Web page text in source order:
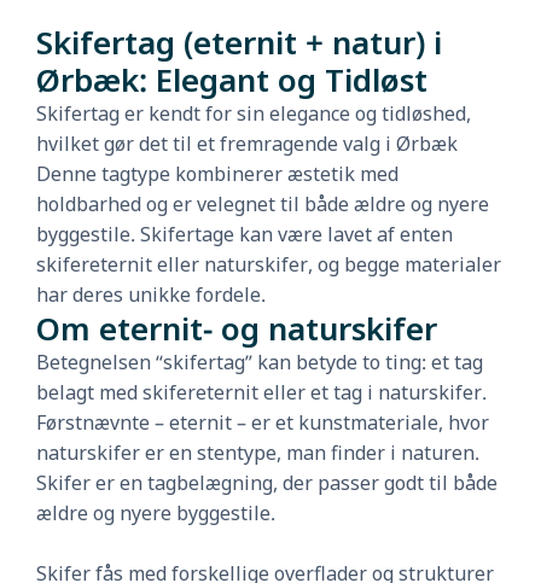
Skifertag (eternit + natur) i
Ørbæk: Elegant og Tidløst
Skifertag er kendt for sin elegance og tidløshed,
hvilket gør det til et fremragende valg i Ørbæk
Denne tagtype kombinerer æstetik med
holdbarhed og er velegnet til både ældre og nyere
byggestile. Skifertage kan være lavet af enten
skifereternit eller naturskifer, og begge materialer
har deres unikke fordele.
Om eternit- og naturskifer
Betegnelsen “skifertag” kan betyde to ting: et tag
belagt med skifereternit eller et tag i naturskifer.
Førstnævnte – eternit – er et kunstmateriale, hvor
naturskifer er en stentype, man finder i naturen.
Skifer er en tagbelægning, der passer godt til både
ældre og nyere byggestile.
Skifer fås med forskellige overflader og strukturer